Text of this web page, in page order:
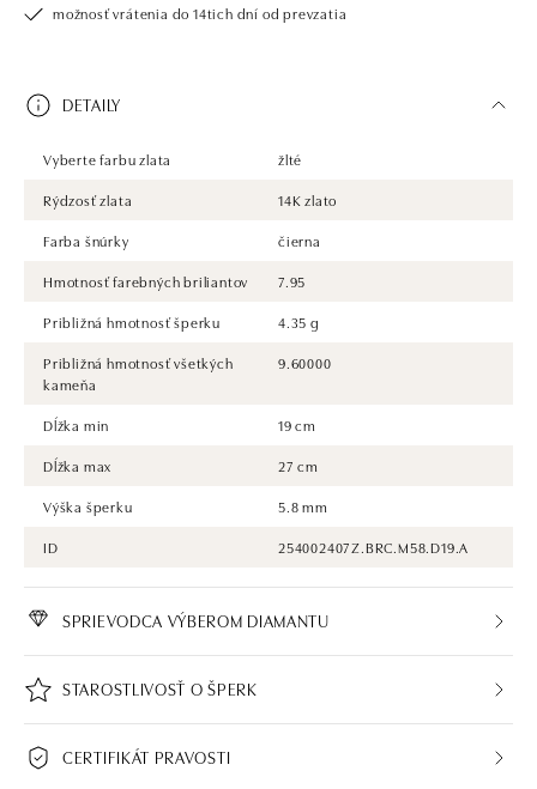
možnosť vrátenia do 14tich dní od prevzatia
DETAILY
Vyberte farbu zlata
žlté
Rýdzosť zlata
14K zlato
Farba šnúrky
čierna
Hmotnosť farebných briliantov
7.95
Približná hmotnosť šperku
4.35 g
Približná hmotnosť všetkých
kameňa
9.60000
Dĺžka min
19 cm
Dĺžka max
27 cm
Výška šperku
5.8 mm
ID
254002407Z.BRC.M58.D19.A
SPRIEVODCA VÝBEROM DIAMANTU
STAROSTLIVOSŤ O ŠPERK
CERTIFIKÁT PRAVOSTI